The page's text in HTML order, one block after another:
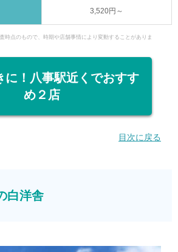
3,520円～
時点のもので、時期や店舗事情により変動することがありま
に！八事駅近くでおすす
め２店
目次に戻る
白洋舎